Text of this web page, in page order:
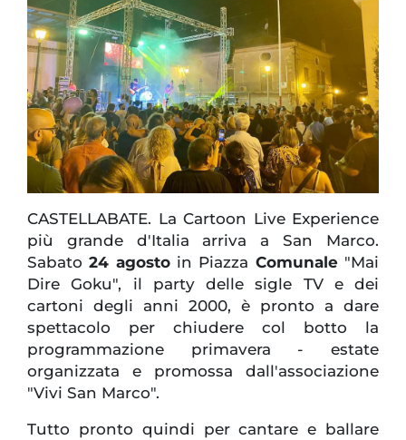
CASTELLABATE. La Cartoon Live Experience
più grande d'Italia arriva a San Marco.
Sabato24 agostoin Piazza Comunale"Mai
Dire Goku", il party delle sigle TV e dei
cartoni degli anni 2000, è pronto a dare
spettacolo per chiudere col botto la
programmazione primavera - estate
organizzata e promossa dall'associazione
"Vivi San Marco".
Tutto pronto quindi per cantare e ballare